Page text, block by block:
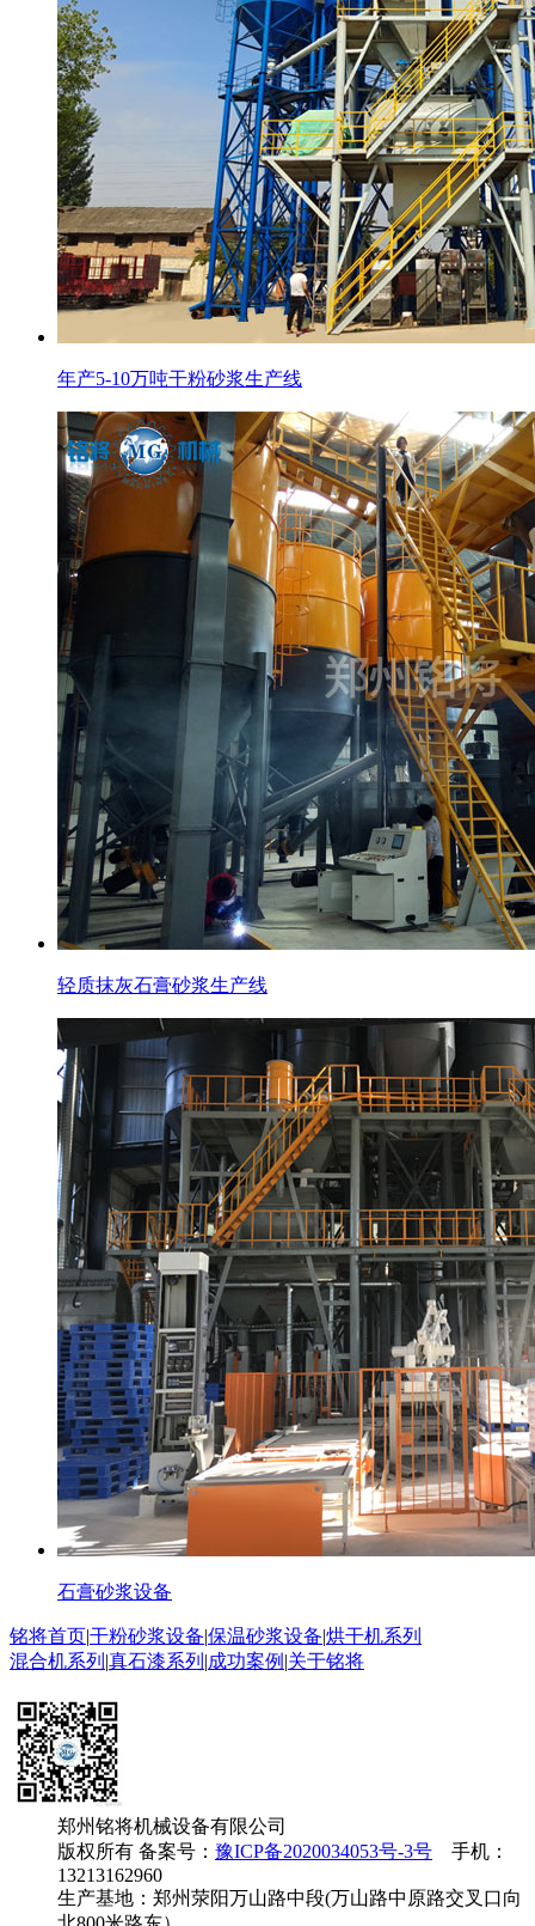
年产5-10万吨干粉砂浆生产线
轻质抹灰石膏砂浆生产线
石膏砂浆设备
铭将首页|干粉砂浆设备|保温砂浆设备|烘干机系列
混合机系列 |真石漆系列 |成功案例 |关于铭将
郑州铭将机械设备有限公司
版权所有 备案号： 豫ICP备2020034053号-3号 手机：
13213162960
生产基地：郑州荥阳万山路中段(万山路中原路交叉口向